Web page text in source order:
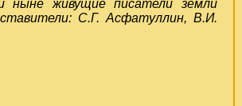
ныне живущие писатели земли
С.Г. Асфатуллин, В.И.